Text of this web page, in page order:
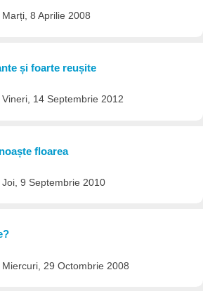
Marți, 8 Aprilie 2008
și foarte reușite
Vineri, 14 Septembrie 2012
floarea
Joi, 9 Septembrie 2010
Miercuri, 29 Octombrie 2008